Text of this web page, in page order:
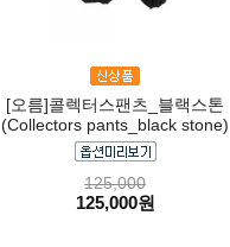
[오름]콜렉터스팬츠_블랙스톤
(Collectors pants_black stone)
125,000
125,000원